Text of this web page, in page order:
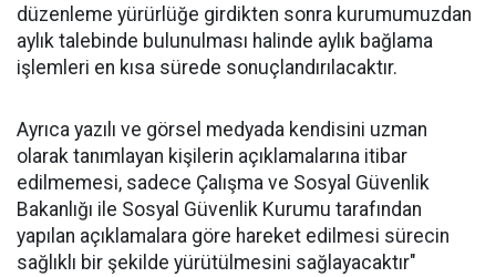
düzenleme yürürlüğe girdikten sonra kurumumuzdan
aylık talebinde bulunulması halinde aylık bağlama
işlemleri en kısa sürede sonuçlandırılacaktır.
Ayrıca yazılı ve görsel medyada kendisini uzman
olarak tanımlayan kişilerin açıklamalarına itibar
edilmemesi, sadece Çalışma ve Sosyal Güvenlik
Bakanlığı ile Sosyal Güvenlik Kurumu tarafından
yapılan açıklamalara göre hareket edilmesi sürecin
sağlıklı bir şekilde yürütülmesini sağlayacaktır"